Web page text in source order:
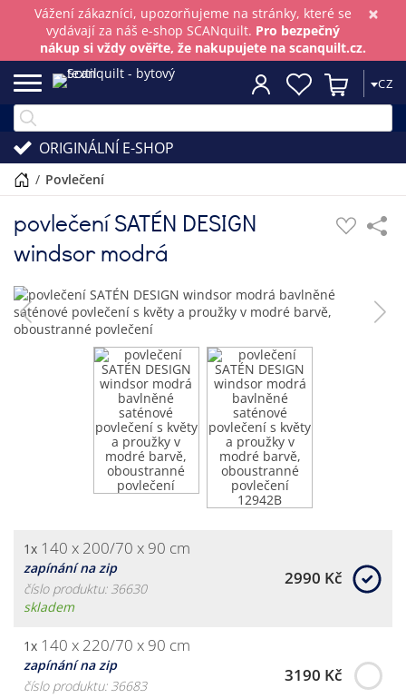
×
Vážení zákazníci, upozorňujeme na stránky, které se
vydávají za náš e-shop SCANquilt. Pro bezpečný
nákup si vždy ověřte, že nakupujete na scanquilt.cz.
CZ
ORIGINÁLNÍ E-SHOP
/ povlečení
povlečení SATÉN DESIGN
windsor modrá
1x 140 x 200/70 x 90 cm
zapínání na zip
číslo produktu: 36630
skladem
2990 Kč
1x 140 x 220/70 x 90 cm
zapínání na zip
číslo produktu: 36683
3190 Kč